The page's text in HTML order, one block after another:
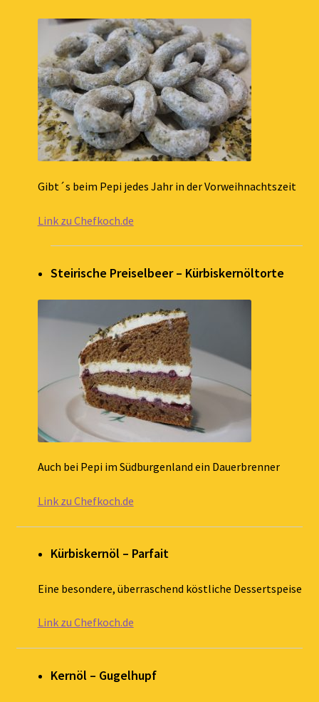
Gibt´s beim Pepi jedes Jahr in der Vorweihnachtszeit
Link zu Chefkoch.de
Steirische Preiselbeer – Kürbiskernöltorte
Auch bei Pepi im Südburgenland ein Dauerbrenner
Link zu Chefkoch.de
Kürbiskernöl – Parfait
Eine besondere, überraschend köstliche Dessertspeise
Link zu Chefkoch.de
Kernöl – Gugelhupf